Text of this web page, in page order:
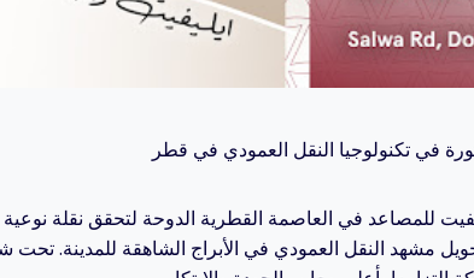
في تكنولوجيا النقل العمودي في قطر
للمصاعد في العاصمة القطرية الدوحة لتحقق نقلة نوعية
مشهد النقل العمودي في الأبراج الشاهقة للمدينة. تحت